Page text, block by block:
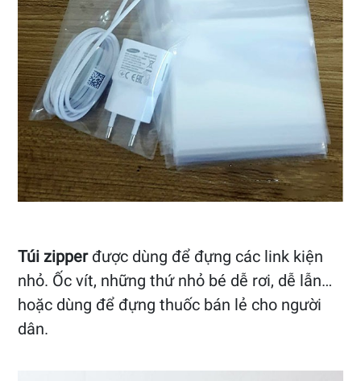
Túi zipperđược dùng để đựng các link kiện
nhỏ. Ốc vít, những thứ nhỏ bé dễ rơi, dễ lẫn…
hoặc dùng để đựng thuốc bán lẻ cho người
dân.